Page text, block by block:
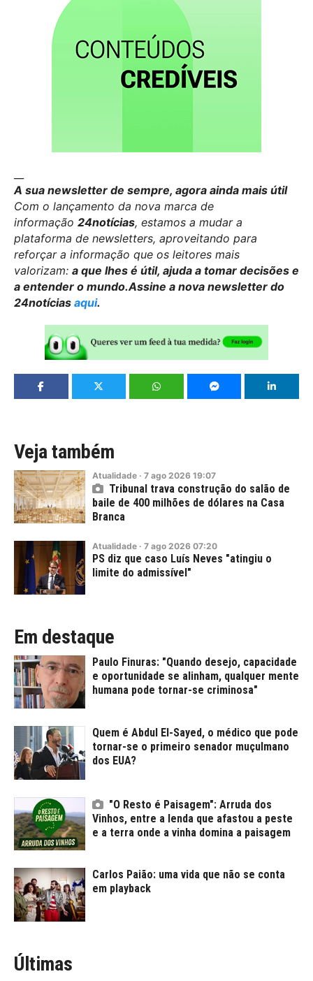
A sua newsletter de sempre, agora ainda mais útil
Com o lançamento da nova marca de
informação 24notícias, estamos a mudar a
plataforma de newsletters, aproveitando para
reforçar a informação que os leitores mais
valorizam: a que lhes é útil, ajuda a tomar decisões e
a entender o mundo.Assine a nova newsletter do
24notícias aqui.
Veja também
Atualidade · 7 ago 2026 19:07
Tribunal trava construção do salão de
baile de 400 milhões de dólares na Casa
Branca
Atualidade · 7 ago 2026 07:20
PS diz que caso Luís Neves "atingiu o
limite do admissível"
Em destaque
Paulo Finuras: "Quando desejo, capacidade
e oportunidade se alinham, qualquer mente
humana pode tornar-se criminosa"
Quem é Abdul El-Sayed, o médico que pode
tornar-se o primeiro senador muçulmano
dos EUA?
"O Resto é Paisagem": Arruda dos
Vinhos, entre a lenda que afastou a peste
e a terra onde a vinha domina a paisagem
Carlos Paião: uma vida que não se conta
em playback
Últimas